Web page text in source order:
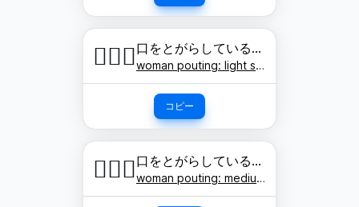
🙎🏻‍♀️ 口をとがらしている女性: 明るい肌色
woman pouting: light skin tone
コピー
🙎🏼‍♀️ 口をとがらしている女性: やや明るい肌色
woman pouting: medium-light skin tone